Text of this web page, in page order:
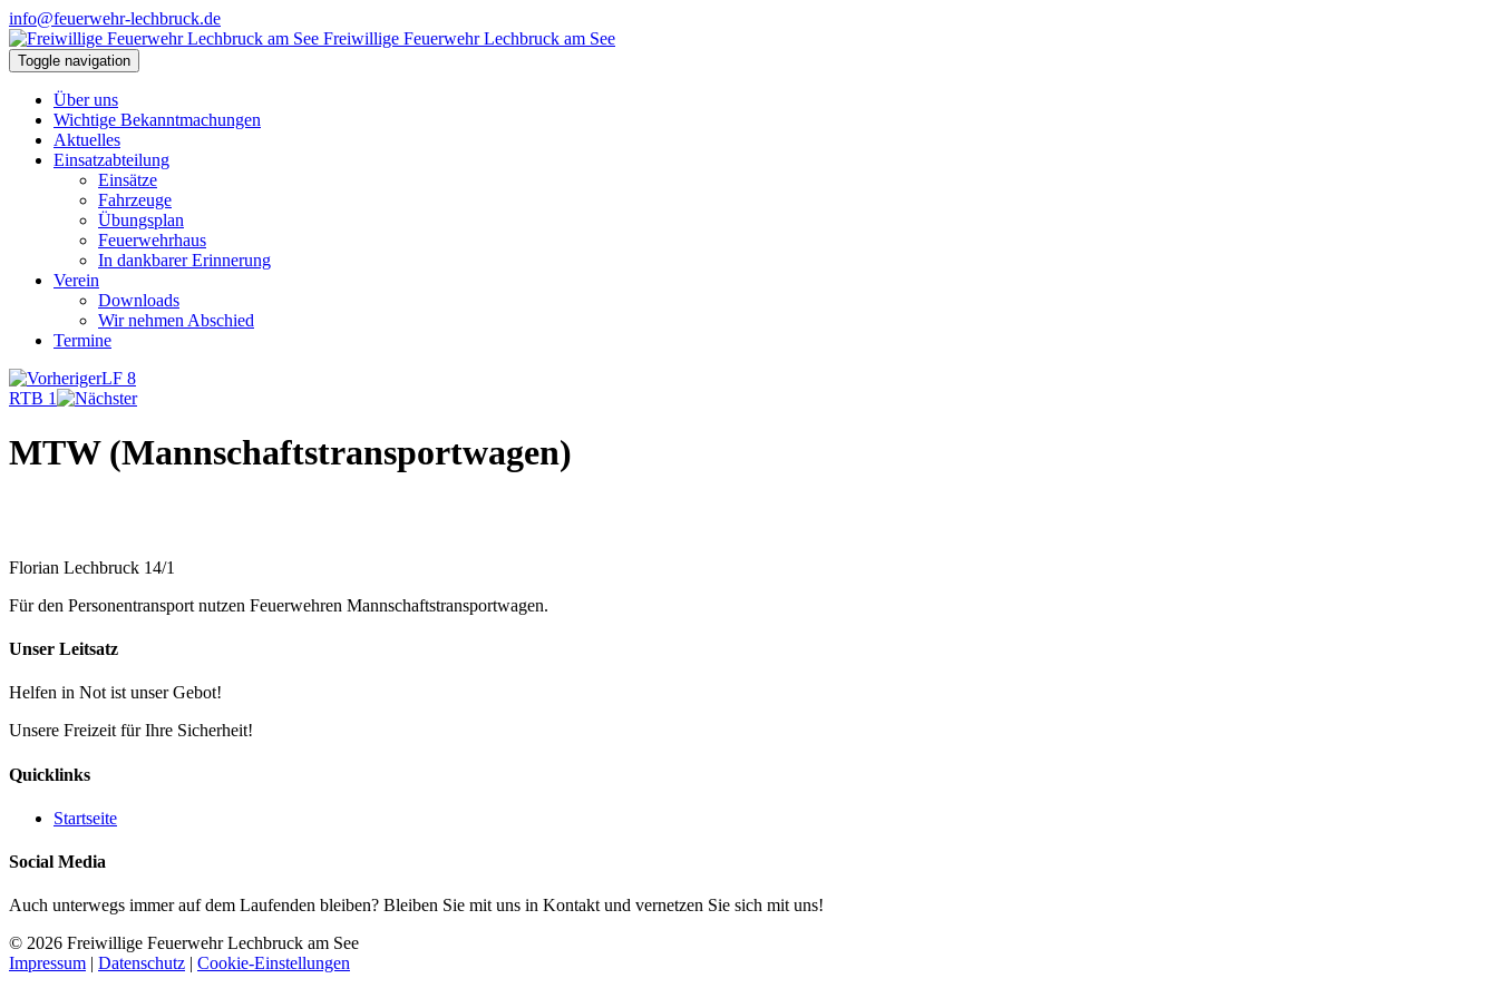
info@feuerwehr-lechbruck.de
Freiwillige Feuerwehr Lechbruck am See
Toggle navigation
Über uns
Wichtige Bekanntmachungen
Aktuelles
Einsatzabteilung
Einsätze
Fahrzeuge
Übungsplan
Feuerwehrhaus
In dankbarer Erinnerung
Verein
Downloads
Wir nehmen Abschied
Termine
LF 8
RTB 1
MTW (Mannschaftstransportwagen)
Florian Lechbruck 14/1
Für den Personentransport nutzen Feuerwehren Mannschaftstransportwagen.
Unser Leitsatz
Helfen in Not ist unser Gebot!
Unsere Freizeit für Ihre Sicherheit!
Quicklinks
Startseite
Social Media
Auch unterwegs immer auf dem Laufenden bleiben? Bleiben Sie mit uns in Kontakt und vernetzen Sie sich mit uns!
© 2026 Freiwillige Feuerwehr Lechbruck am See
Impressum
Datenschutz Cookie-Einstellungen